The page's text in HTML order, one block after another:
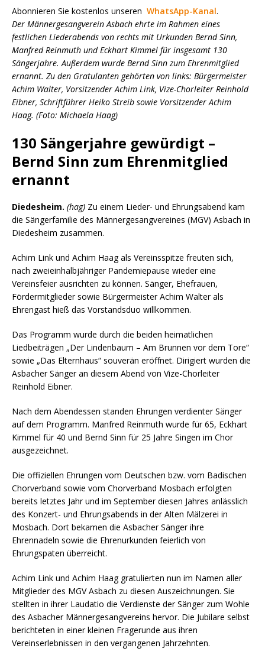
Abonnieren Sie kostenlos unseren WhatsApp-Kanal.
Der Männergesangverein Asbach ehrte im Rahmen eines
festlichen Liederabends von rechts mit Urkunden Bernd Sinn,
Manfred Reinmuth und Eckhart Kimmel für insgesamt 130
Sängerjahre. Außerdem wurde Bernd Sinn zum Ehrenmitglied
ernannt. Zu den Gratulanten gehörten von links: Bürgermeister
Achim Walter, Vorsitzender Achim Link, Vize-Chorleiter Reinhold
Eibner, Schriftführer Heiko Streib sowie Vorsitzender Achim
Haag. (Foto: Michaela Haag)
130 Sängerjahre gewürdigt –
Bernd Sinn zum Ehrenmitglied
ernannt
Diedesheim. (hag) Zu einem Lieder- und Ehrungsabend kam
die Sängerfamilie des Männergesangvereines (MGV) Asbach in
Diedesheim zusammen.
Achim Link und Achim Haag als Vereinsspitze freuten sich,
nach zweieinhalbjähriger Pandemiepause wieder eine
Vereinsfeier ausrichten zu können. Sänger, Ehefrauen,
Fördermitglieder sowie Bürgermeister Achim Walter als
Ehrengast hieß das Vorstandsduo willkommen.
Das Programm wurde durch die beiden heimatlichen
Liedbeiträgen „Der Lindenbaum – Am Brunnen vor dem Tore“
sowie „Das Elternhaus“ souverän eröffnet. Dirigiert wurden die
Asbacher Sänger an diesem Abend von Vize-Chorleiter
Reinhold Eibner.
Nach dem Abendessen standen Ehrungen verdienter Sänger
auf dem Programm. Manfred Reinmuth wurde für 65, Eckhart
Kimmel für 40 und Bernd Sinn für 25 Jahre Singen im Chor
ausgezeichnet.
Die offiziellen Ehrungen vom Deutschen bzw. vom Badischen
Chorverband sowie vom Chorverband Mosbach erfolgten
bereits letztes Jahr und im September diesen Jahres anlässlich
des Konzert- und Ehrungsabends in der Alten Mälzerei in
Mosbach. Dort bekamen die Asbacher Sänger ihre
Ehrennadeln sowie die Ehrenurkunden feierlich von
Ehrungspaten überreicht.
Achim Link und Achim Haag gratulierten nun im Namen aller
Mitglieder des MGV Asbach zu diesen Auszeichnungen. Sie
stellten in ihrer Laudatio die Verdienste der Sänger zum Wohle
des Asbacher Männergesangvereins hervor. Die Jubilare selbst
berichteten in einer kleinen Fragerunde aus ihren
Vereinserlebnissen in den vergangenen Jahrzehnten.